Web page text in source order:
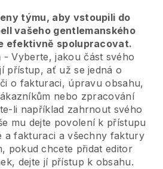
týmu, aby vstoupili do
vašeho gentlemanského
efektivně spolupracovat.
- Vyberte, jakou část svého
přístup, ať už se jedná o
o fakturaci, úpravu obsahu,
nebo zpracování
li například zahrnout svého
mu dejte povolení k přístupu
a fakturaci a všechny faktury
pokud chcete přidat editor
dejte jí přístup k obsahu.